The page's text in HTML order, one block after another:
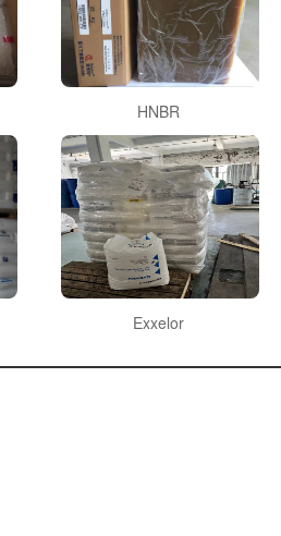
HNBR
Exxelor